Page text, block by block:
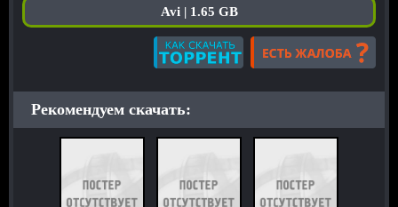
Avi | 1.65 GB
Рекомендуем скачать: